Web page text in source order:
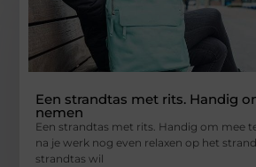
Een strandtas met rits. Handig
nemen
Een strandtas met rits. Handig om mee
na je werk nog even relaxen op het
strandtas wil